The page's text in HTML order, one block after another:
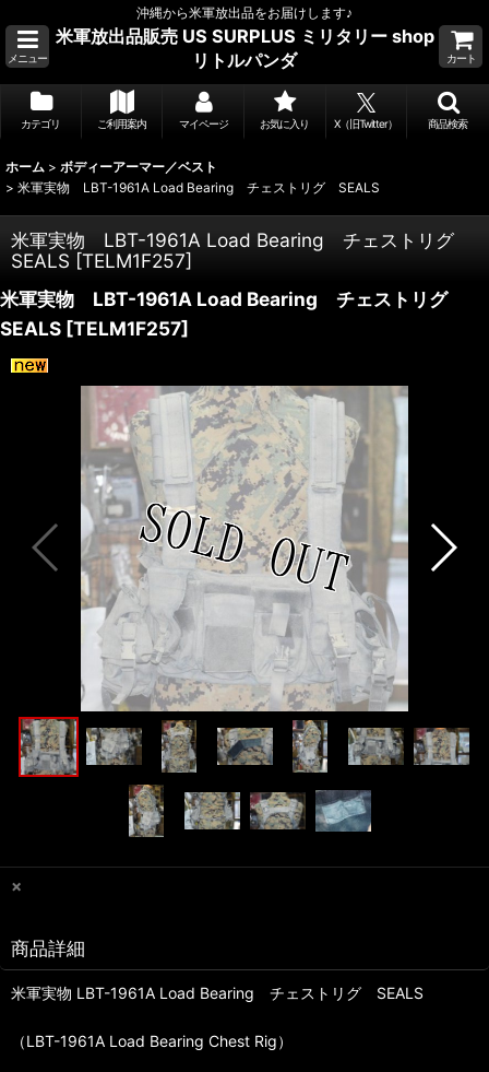
沖縄から米軍放出品をお届けします♪
メニュー
米軍放出品販売 US SURPLUS ミリタリー shop
リトルパンダ
カート
カテゴリ ご利用案内 マイページ お気に入り X（旧Twitter） 商品検索
ホーム > ボディーアーマー／ベスト
> 米軍実物 LBT-1961A Load Bearing チェストリグ SEALS
米軍実物 LBT-1961A Load Bearing チェストリグ
SEALS [TELM1F257]
米軍実物 LBT-1961A Load Bearing チェストリグ
SEALS [TELM1F257]
×
商品詳細
米軍実物 LBT-1961A Load Bearing チェストリグ SEALS
（LBT-1961A Load Bearing Chest Rig）